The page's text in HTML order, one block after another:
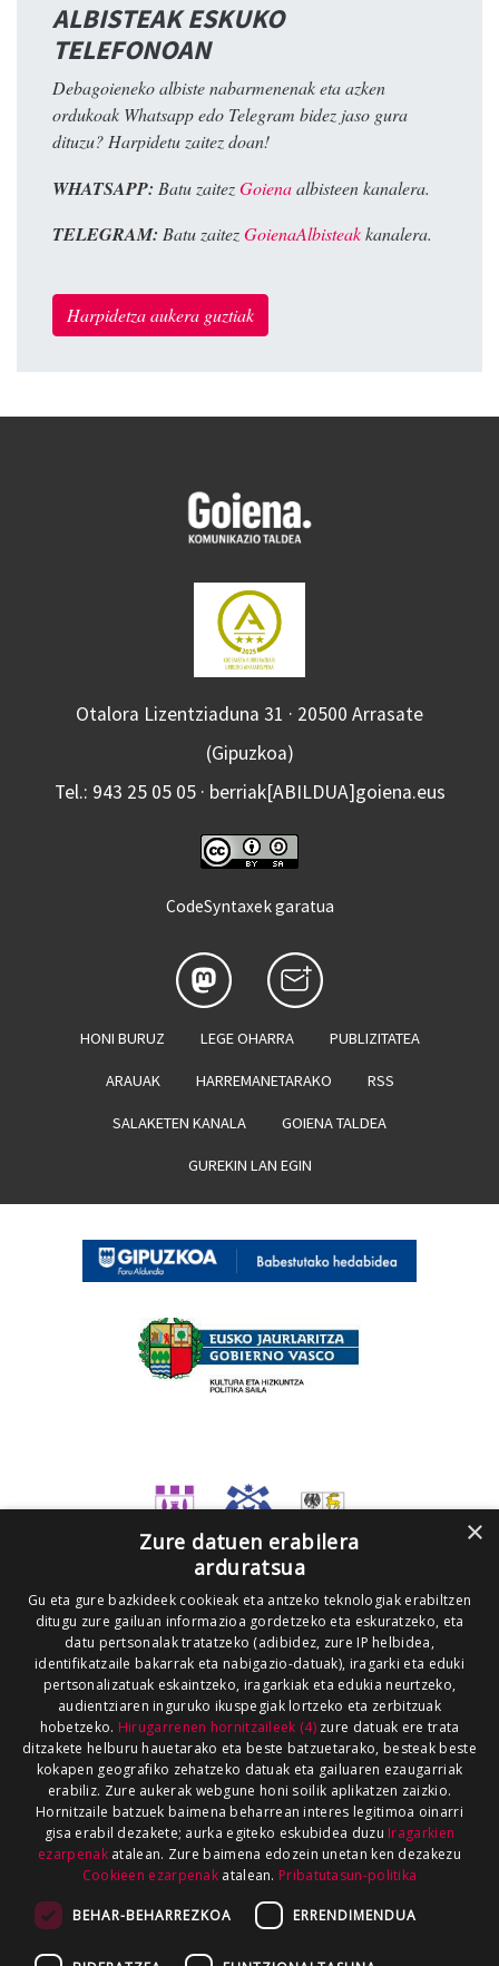
ALBISTEAK ESKUKO
TELEFONOAN
Debagoieneko albiste nabarmenenak eta azken
ordukoak Whatsapp edo Telegram bidez jaso gura
dituzu? Harpidetu zaitez doan!
WHATSAPP: Batu zaitezGoienaalbisteen kanalera.
TELEGRAM: Batu zaitezGoienaAlbisteakkanalera.
Harpidetza aukera guztiak
Otalora Lizentziaduna 31 · 20500 Arrasate
(Gipuzkoa)
Tel.: 943 25 05 05 · berriak[ABILDUA]goiena.eus
CodeSyntaxek garatua
HONI BURUZ LEGE OHARRA PUBLIZITATEA
ARAUAK HARREMANETARAKO RSS
SALAKETEN KANALA GOIENA TALDEA
GUREKIN LAN EGIN
×
Zure datuen erabilera
arduratsua
Gu eta gure bazkideek cookieak eta antzeko teknologiak erabiltzen
ditugu zure gailuan informazioa gordetzeko eta eskuratzeko, eta
datu pertsonalak tratatzeko (adibidez, zure IP helbidea,
identifikatzaile bakarrak eta nabigazio-datuak), iragarki eta eduki
pertsonalizatuak eskaintzeko, iragarkiak eta edukia neurtzeko,
audientziaren inguruko ikuspegiak lortzeko eta zerbitzuak
hobetzeko. Hirugarrenen hornitzaileek (4)zure datuak ere trata
ditzakete helburu hauetarako eta beste batzuetarako, besteak beste
kokapen geografiko zehatzeko datuak eta gailuaren ezaugarriak
erabiliz. Zure aukerak webgune honi soilik aplikatzen zaizkio.
Hornitzaile batzuek baimena beharrean interes legitimoa oinarri
gisa erabil dezakete; aurka egiteko eskubidea duzu Iragarkien
ezarpenakatalean. Zure baimena edozein unetan ken dezakezu
Cookieen ezarpenak atalean. Pribatutasun-politika
BEHAR-BEHARREZKOA ERRENDIMENDUA